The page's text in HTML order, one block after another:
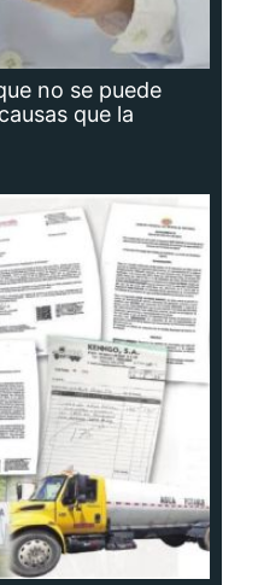
no se puede
que la